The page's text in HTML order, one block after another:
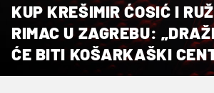
KUP KREŠIMIR ĆOSIĆ I
RIMAC U ZAGREBU:
ĆE BITI KOŠARKAŠKI